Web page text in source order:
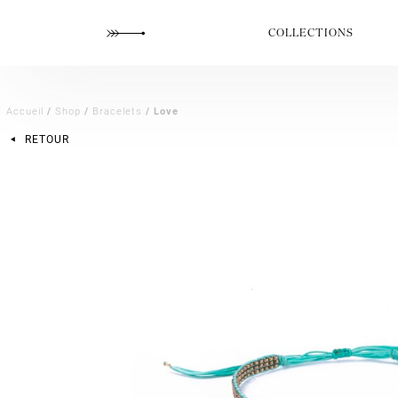
COLLECTIONS
Accueil / Shop / Bracelets / Love
RETOUR